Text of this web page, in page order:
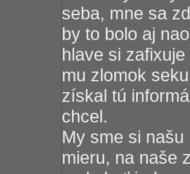
seba, mne sa
by to bolo aj
hlave si
mu zlomok
získal tú
chcel.
My sme si
mieru, na naše